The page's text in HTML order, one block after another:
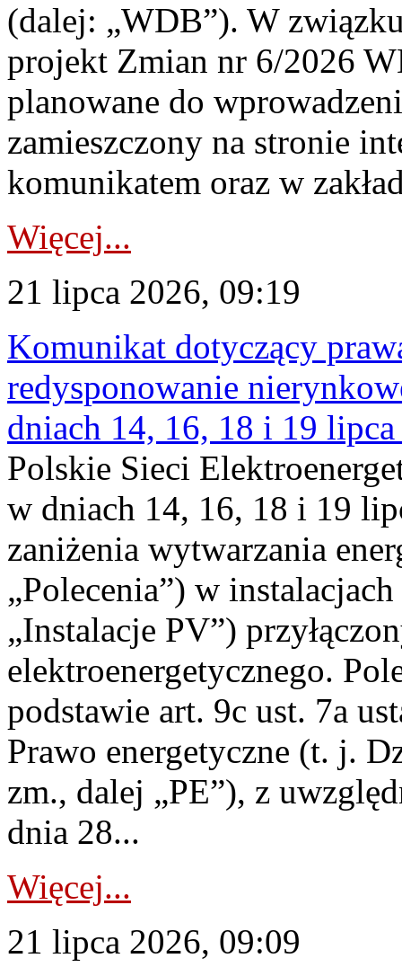
(dalej: „WDB”). W
projekt Zmian nr 6/2026
planowane do
zamieszczony na stronie
komunikatem oraz w
Więcej...
21 lipca 2026, 09:19
Komunikat dotyczący
redysponowanie
dniach 14, 16, 18 i 19
Polskie Sieci
w dniach 14, 16, 18 i 19
zaniżenia wytwarzania
„Polecenia”) w
„Instalacje PV”)
elektroenergetycznego.
podstawie art. 9c ust. 7a
Prawo energetyczne (t. j.
zm., dalej „PE”), z
dnia 28...
Więcej...
21 lipca 2026, 09:09